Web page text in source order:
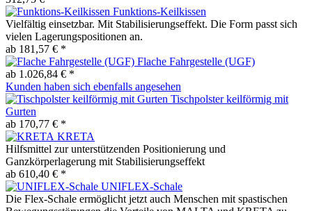
Funktions-Keilkissen
Vielfältig einsetzbar. Mit Stabilisierungseffekt. Die Form passt sich
vielen Lagerungspositionen an.
ab 181,57 € *
Flache Fahrgestelle (UGF)
ab 1.026,84 € *
Kunden haben sich ebenfalls angesehen
Tischpolster keilförmig mit
Gurten
ab 170,77 € *
KRETA
Hilfsmittel zur unterstützenden Positionierung und
Ganzkörperlagerung mit Stabilisierungseffekt
ab 610,40 € *
UNIFLEX-Schale
Die Flex-Schale ermöglicht jetzt auch Menschen mit spastischen